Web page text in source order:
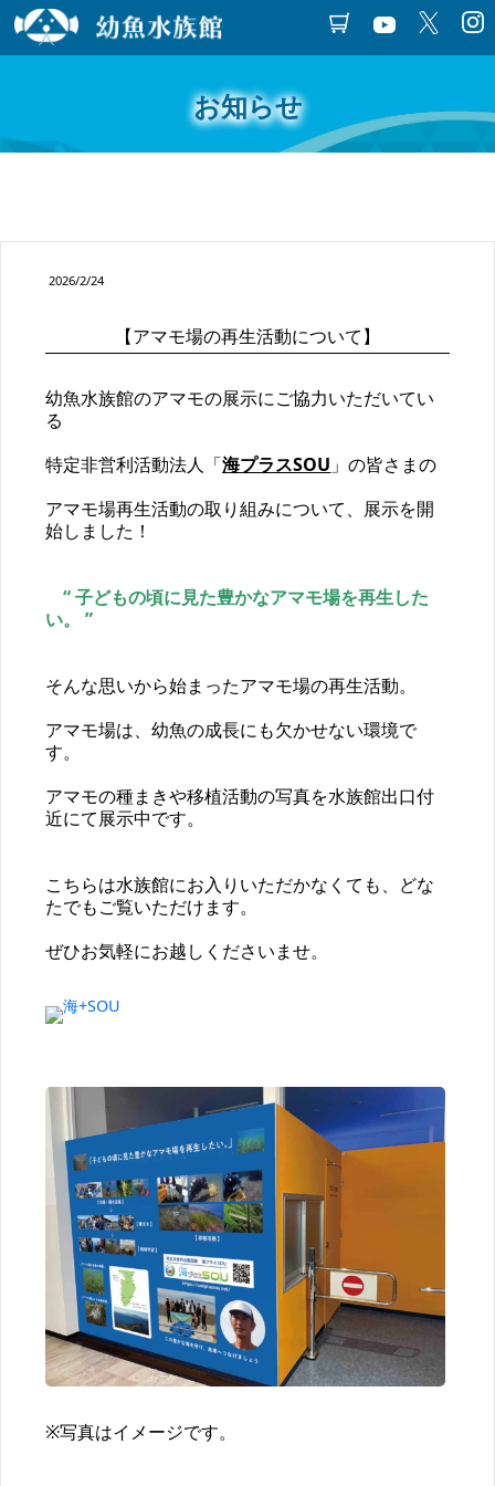
お知らせ
2026/2/24
【アマモ場の再生活動について】
幼魚水族館のアマモの展示にご協力いただいてい
る
特定非営利活動法人「海プラスSOU 」の皆さまの
アマモ場再生活動の取り組みについて、展示を開
始しました！
“ 子どもの頃に見た豊かなアマモ場を再生した
い。 ”
そんな思いから始まったアマモ場の再生活動。
アマモ場は、幼魚の成長にも欠かせない環境で
す。
アマモの種まきや移植活動の写真を水族館出口付
近にて展示中です。
こちらは水族館にお入りいただかなくても、どな
たでもご覧いただけます。
ぜひお気軽にお越しくださいませ。
※写真はイメージです。